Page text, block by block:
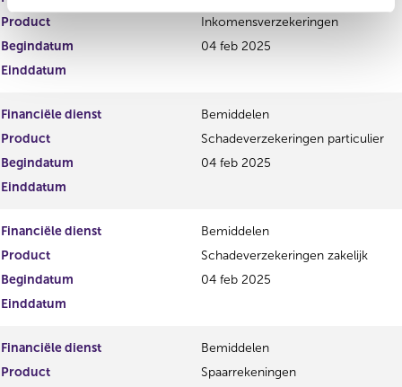
Product
Inkomensverzekeringen
Begindatum
04 feb 2025
Einddatum
Financiële dienst
Bemiddelen
Product
Schadeverzekeringen particulier
Begindatum
04 feb 2025
Einddatum
Financiële dienst
Bemiddelen
Product
Schadeverzekeringen zakelijk
Begindatum
04 feb 2025
Einddatum
Financiële dienst
Bemiddelen
Product
Spaarrekeningen